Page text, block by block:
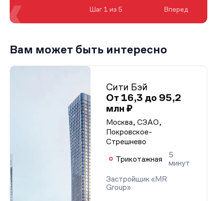
Шаг 1 из 5 Вперед
Вам может быть интересно
Сити Бэй
От 16,3 до 95,2
млн ₽
Москва, СЗАО,
Покровское-
Стрешнево
Трикотажная
5
минут
Застройщик «MR
Group»